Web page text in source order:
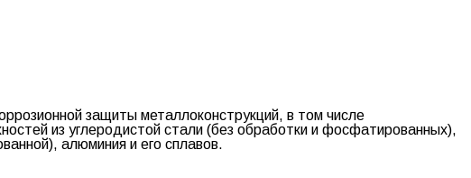
защиты металлоконструкций, в том числе
из углеродистой стали (без обработки и фосфатированных),
алюминия и его сплавов.